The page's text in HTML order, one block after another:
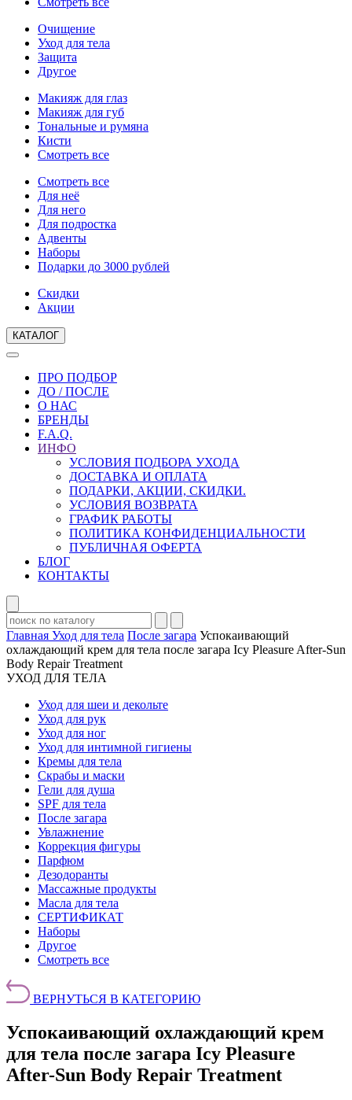
Очищение
Уход для тела
Защита
Другое
Макияж для глаз
Макияж для губ
Тональные и румяна
Кисти
Смотреть все
Смотреть все
Для неё
Для него
Для подростка
Адвенты
Наборы
Подарки до 3000 рублей
Скидки
Акции
КАТАЛОГ
ПРО ПОДБОР
ДО / ПОСЛЕ
О НАС
БРЕНДЫ
F.A.Q.
ИНФО
УСЛОВИЯ ПОДБОРА УХОДА
ДОСТАВКА И ОПЛАТА
ПОДАРКИ, АКЦИИ, СКИДКИ.
УСЛОВИЯ ВОЗВРАТА
ГРАФИК РАБОТЫ
ПОЛИТИКА КОНФИДЕНЦИАЛЬНОСТИ
ПУБЛИЧНАЯ ОФЕРТА
БЛОГ
КОНТАКТЫ
Главная Уход для тела После загара Успокаивающий
охлаждающий крем для тела после загара Icy Pleasure After-Sun
Body Repair Treatment
УХОД ДЛЯ ТЕЛА
Уход для шеи и декольте
Уход для рук
Уход для ног
Уход для интимной гигиены
Кремы для тела
Скрабы и маски
Гели для душа
SPF для тела
После загара
Увлажнение
Коррекция фигуры
Парфюм
Дезодоранты
Массажные продукты
Масла для тела
СЕРТИФИКАТ
Наборы
Другое
Смотреть все
ВЕРНУТЬСЯ В КАТЕГОРИЮ
Успокаивающий охлаждающий крем
для тела после загара Icy Pleasure
After-Sun Body Repair Treatment